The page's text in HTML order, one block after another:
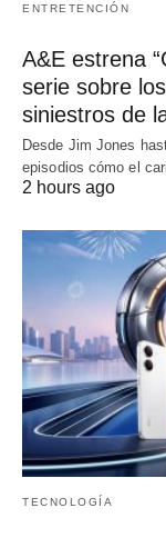
ENTRETENCIÓN
A&E estrena
serie sobre
siniestros de
Desde Jim Jones
episodios cómo el
2 hours ago
TECNOLOGÍA